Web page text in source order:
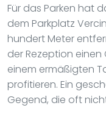
Für das Parken hat
dem Parkplatz
hundert Meter
der Rezeption
einem ermäßigten
profitieren. Ein
Gegend, die oft